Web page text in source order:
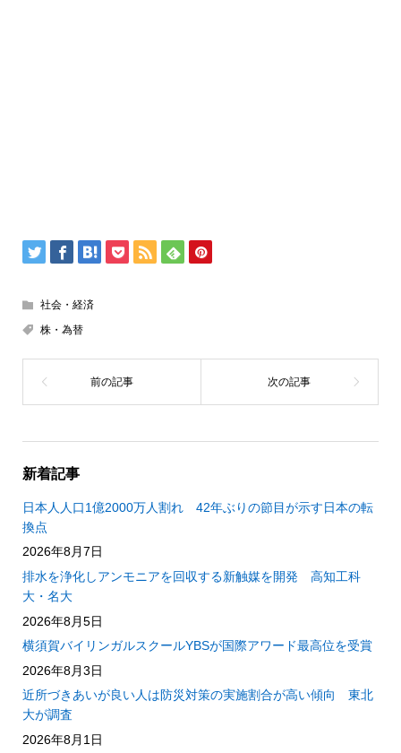
社会・経済
株・為替
新着記事
日本人人口1億2000万人割れ 42年ぶりの節目が示す日本の転
換点
2026年8月7日
排水を浄化しアンモニアを回収する新触媒を開発 高知工科
大・名大
2026年8月5日
横須賀バイリンガルスクールYBSが国際アワード最高位を受賞
2026年8月3日
近所づきあいが良い人は防災対策の実施割合が高い傾向 東北
大が調査
2026年8月1日